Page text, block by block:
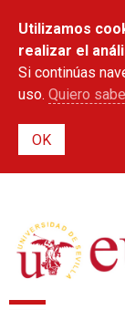
Utilizamos
realizar el
Si continúas
uso. Quiero